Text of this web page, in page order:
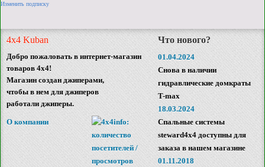
Изменить подписку
4x4 Kuban
Добро пожаловать в интернет-магазин
товаров 4x4!
Магазин создан джиперами,
чтобы в нем для джиперов
работали джиперы.
О компании
Что нового?
01.04.2024
Снова в наличии
гидравлические домкраты
T-max
18.03.2024
Спальные системы
steward4x4 доступны для
заказа в нашем магазине
01.11.2018